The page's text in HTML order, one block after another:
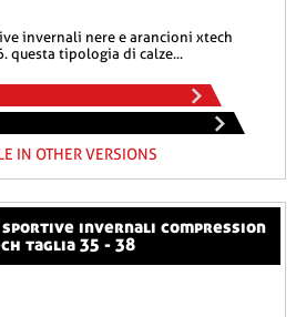
questa tipologia di calze...
IN OTHER VERSIONS
taglia 35 - 38